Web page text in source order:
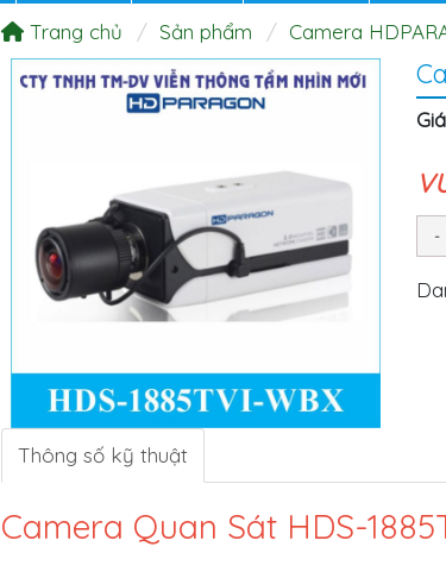
Trang chủ Sản phẩm Camera
Thông số kỹ thuật
Camera Quan Sát HDS-